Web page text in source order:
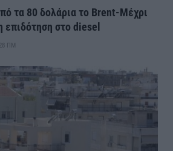
τα 80 δολάρια το Brent-Μέχρι
επιδότηση στο diesel
ΠΜ